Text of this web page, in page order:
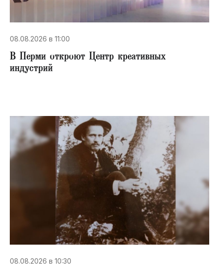
08.08.2026 в 11:00
В Перми откроют Центр креативных
индустрий
08.08.2026 в 10:30